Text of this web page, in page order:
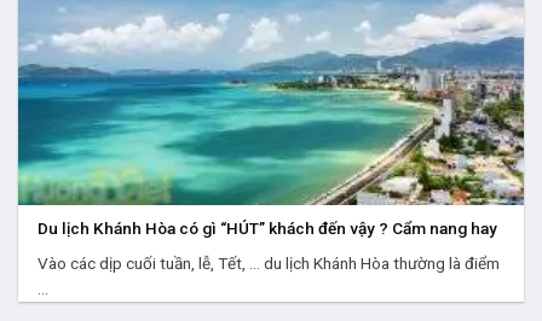
Du lịch Khánh Hòa có gì “HÚT” khách đến vậy ? Cẩm nang hay
Vào các dịp cuối tuần, lễ, Tết, … du lịch Khánh Hòa thường là điểm